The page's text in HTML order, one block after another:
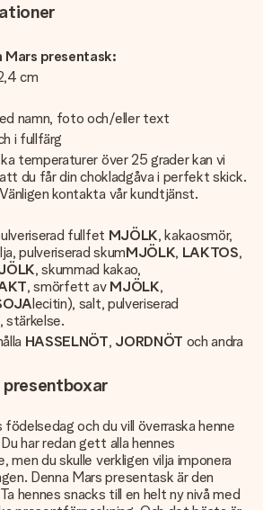
presentask:
cm
namn, foto och/eller text
i fullfärg
temperaturer över 25 grader kan vi
du får din chokladgåva i perfekt skick.
kontakta vår kundtjänst.
fullfet MJÖLK, kakaosmör,
pulveriserad skumMJÖLK, LAKTOS,
, skummad kakao,
, smörfett av MJÖLK,
lecitin), salt, pulveriserad
stärkelse.
HASSELNÖT, JORDNÖT och andra
och du vill överraska henne
har redan gett alla hennes
men du skulle verkligen vilja imponera
Denna Mars presentask är den
hennes snacks till en helt ny nivå med